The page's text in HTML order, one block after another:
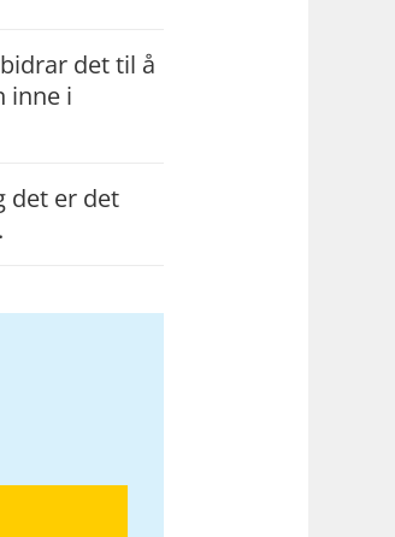
det til å
inne i
det er det